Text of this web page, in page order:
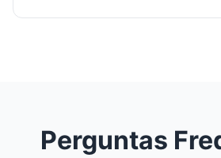
Perguntas